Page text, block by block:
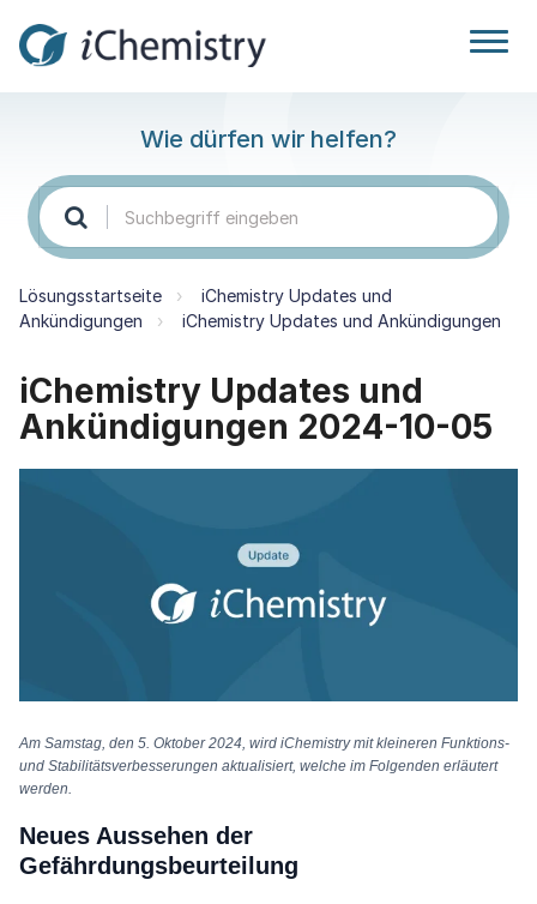
Wie dürfen wir helfen?
Lösungsstartseite
iChemistry Updates und
Ankündigungen
iChemistry Updates und Ankündigungen
iChemistry Updates und
Ankündigungen 2024-10-05
Am Samstag, den 5. Oktober 2024, wird iChemistry mit kleineren Funktions-
und Stabilitätsverbesserungen aktualisiert, welche im Folgenden erläutert
werden.
Neues Aussehen der
Gefährdungsbeurteilung